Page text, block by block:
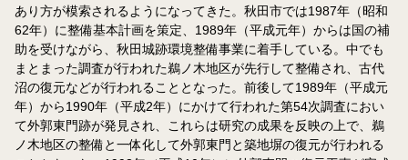
あり方が模索されるようになってきた。秋田市では1987年（昭和
62年）に整備基本計画を策定、1989年（平成元年）からは国の補
助を受けながら、秋田城跡環境整備事業に着手している。中でも
まとまった調査が行われた鵜ノ木地区が先行して整備され、古代
沼の復元などが行われることとなった。前後して1989年（平成元
年）から1990年（平成2年）にかけて行われた第54次調査におい
て外郭東門跡が発見され、これらは研究の成果を反映の上で、鵜
ノ木地区の整備と一体化して外郭東門と築地塀の復元が行われる